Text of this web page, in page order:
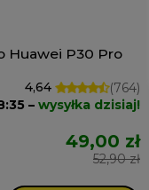
Huawei P30 Pro
4,64
(764)
– wysyłka dzisiaj!
49,00 zł
52,90 zł